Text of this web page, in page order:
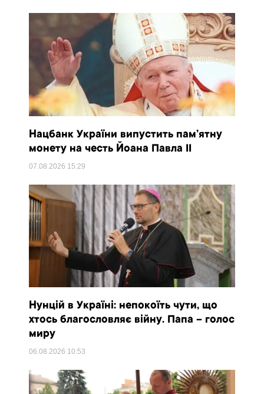
Нацбанк України випустить пам’ятну
монету на честь Йоана Павла II
07.08.2026 15:29
Нунцій в Україні: непокоїть чути, що
хтось благословляє війну. Папа – голос
миру
06.08.2026 10:53